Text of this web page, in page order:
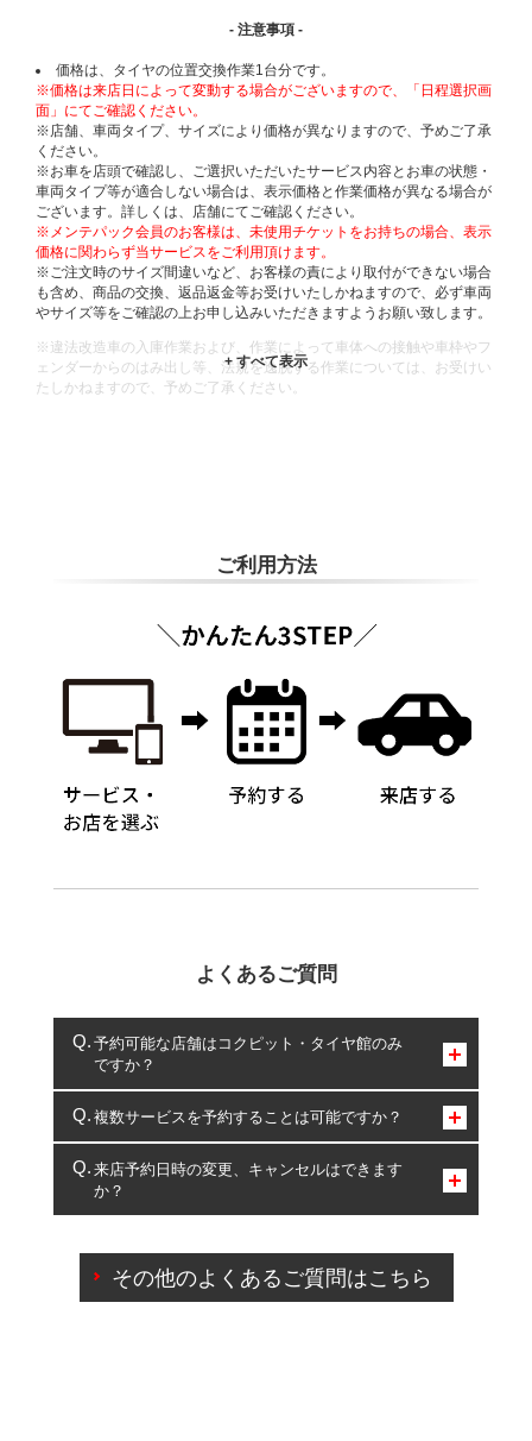
- 注意事項 -
価格は、タイヤの位置交換作業1台分です。
※価格は来店日によって変動する場合がございますので、「日程選択画
面」にてご確認ください。
※店舗、車両タイプ、サイズにより価格が異なりますので、予めご了承
ください。
※お車を店頭で確認し、ご選択いただいたサービス内容とお車の状態・
車両タイプ等が適合しない場合は、表示価格と作業価格が異なる場合が
ございます。詳しくは、店舗にてご確認ください。
※メンテパック会員のお客様は、未使用チケットをお持ちの場合、表示
価格に関わらず当サービスをご利用頂けます。
※ご注文時のサイズ間違いなど、お客様の責により取付ができない場合
も含め、商品の交換、返品返金等お受けいたしかねますので、必ず車両
やサイズ等をご確認の上お申し込みいただきますようお願い致します。
※違法改造車の入庫作業および、作業によって車体への接触や車枠やフ
ェンダーからのはみ出し等、法規を逸脱する作業については、お受けい
たしかねますので、予めご了承ください。
ご利用方法
よくあるご質問
予約可能な店舗はコクピット・タイヤ館のみ
ですか？
コクピット・タイヤ館のみとなります。
複数サービスを予約することは可能ですか？
複数サービスのご予約は可能です。
一部の商品・サービスの組み合わせに限り、同時にご予約が
出来ないものもございます。
来店予約日時の変更、キャンセルはできます
か？
ご来店予約日の3営業日前を過ぎている場合のご予約
の日時変更につきましては、直接ご予約の店舗まで
その他のよくあるご質問はこちら